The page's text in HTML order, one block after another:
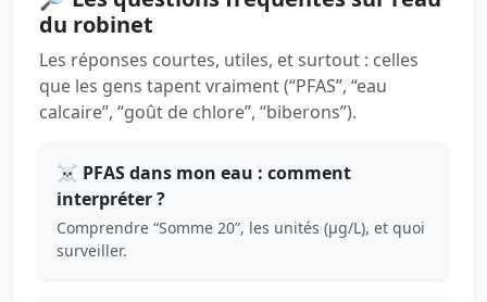
du robinet
Les réponses courtes, utiles, et surtout : celles
que les gens tapent vraiment (“PFAS”, “eau
calcaire”, “goût de chlore”, “biberons”).
☠️ PFAS dans mon eau : comment
interpréter ?
Comprendre “Somme 20”, les unités (µg/L), et quoi
surveiller.